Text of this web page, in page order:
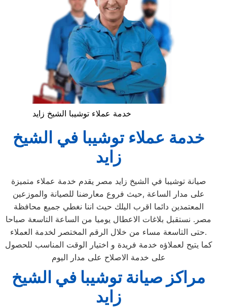
خدمة عملاء توشيبا الشيخ زايد
خدمة عملاء توشيبا في الشيخ
زايد
صيانة توشيبا في الشيخ زايد مصر يقدم خدمة عملاء متميزة
على مدار الساعة ,حيث فروع معارضنا للصيانة والموزعين
المعتمدين دائما اقرب اليلك حيث اننا نغطي جميع محافظة
مصر. نستقبل بلاغات الاعطال يوميا من الساعة التاسعة صباحا
حتى التاسعة مساء من خلال الرقم المختصر لخدمة العملاء.
كما يتيح لعملاؤه خدمة فريدة و اختيار الوقت المناسب للحصول
على خدمة الاصلاح على مدار اليوم
مراكز صيانةتوشيبا في الشيخ
زايد